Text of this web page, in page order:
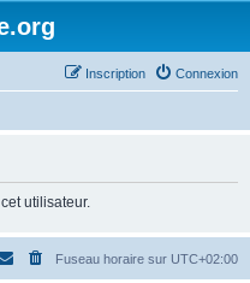
Connexion
Inscription
utilisateur.
Fuseau horaire sur UTC+02:00